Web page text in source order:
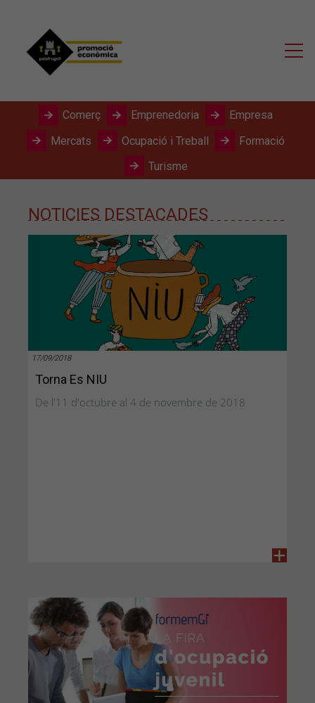
Comerç Emprenedoria
Empresa
Mercats
Ocupació i Treball
Formació
Turisme
NOTICIES DESTACADES
17/09/2018
Torna Es NIU
De l'11 d'octubre al 4 de novembre de 2018
+